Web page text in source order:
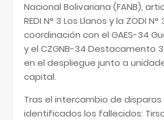
Nacional Bolivariana (FANB),
REDI N° 3 Los Llanos y la ZODI
coordinación con el GAES-34
y el CZGNB-34 Destacamento
en el despliegue junto a
capital.
Tras el intercambio de
identificados los fallecidos: